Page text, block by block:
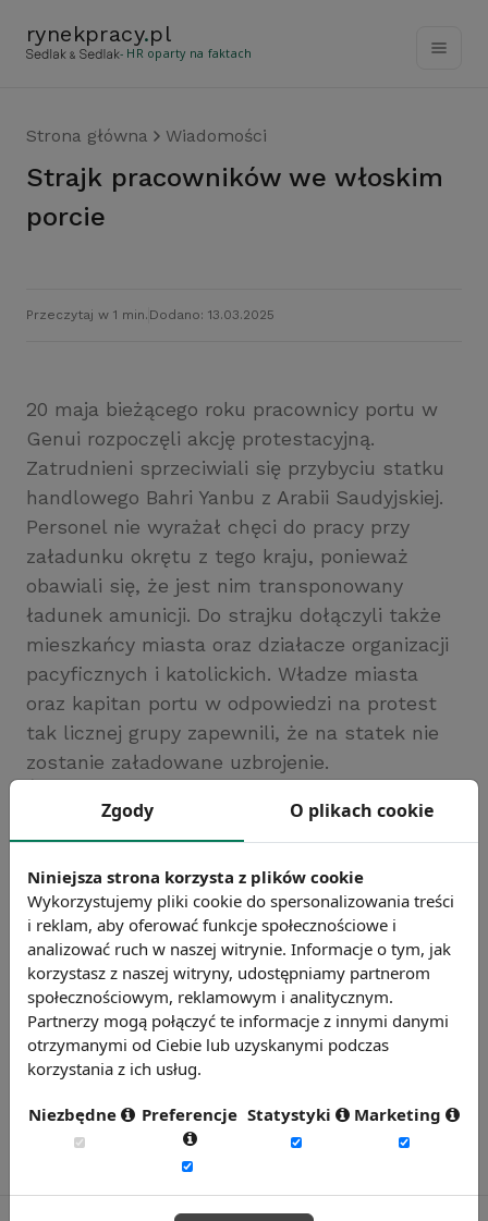
rynekpracy.pl
- HR oparty na faktach
Strona główna Wiadomości
Strajk pracowników we włoskim
porcie
Przeczytaj w 1 min. Dodano: 13.03.2025
20 maja bieżącego roku pracownicy portu w
Genui rozpoczęli akcję protestacyjną.
Zatrudnieni sprzeciwiali się przybyciu statku
handlowego Bahri Yanbu z Arabii Saudyjskiej.
Personel nie wyrażał chęci do pracy przy
załadunku okrętu z tego kraju, ponieważ
obawiali się, że jest nim transponowany
ładunek amunicji. Do strajku dołączyli także
mieszkańcy miasta oraz działacze organizacji
pacyficznych i katolickich. Władze miasta
oraz kapitan portu w odpowiedzi na protest
tak licznej grupy zapewnili, że na statek nie
zostanie załadowane uzbrojenie.
Chcesz wiedzieć więcej?
Zgody O plikach cookie
Niniejsza strona korzysta z plików cookie
Wykorzystujemy pliki cookie do spersonalizowania treści
i reklam, aby oferować funkcje społecznościowe i
analizować ruch w naszej witrynie. Informacje o tym, jak
korzystasz z naszej witryny, udostępniamy partnerom
społecznościowym, reklamowym i analitycznym.
Partnerzy mogą połączyć te informacje z innymi danymi
otrzymanymi od Ciebie lub uzyskanymi podczas
korzystania z ich usług.
Niezbędne Preferencje Statystyki Marketing